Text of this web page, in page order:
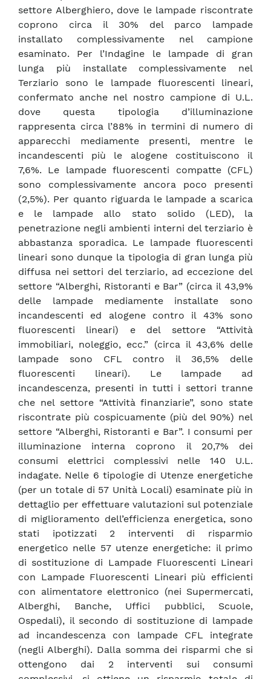
settore Alberghiero, dove le lampade riscontrate
coprono circa il 30% del parco lampade
installato complessivamente nel campione
esaminato. Per l’Indagine le lampade di gran
lunga più installate complessivamente nel
Terziario sono le lampade fluorescenti lineari,
confermato anche nel nostro campione di U.L.
dove questa tipologia d’illuminazione
rappresenta circa l’88% in termini di numero di
apparecchi mediamente presenti, mentre le
incandescenti più le alogene costituiscono il
7,6%. Le lampade fluorescenti compatte (CFL)
sono complessivamente ancora poco presenti
(2,5%). Per quanto riguarda le lampade a scarica
e le lampade allo stato solido (LED), la
penetrazione negli ambienti interni del terziario è
abbastanza sporadica. Le lampade fluorescenti
lineari sono dunque la tipologia di gran lunga più
diffusa nei settori del terziario, ad eccezione del
settore “Alberghi, Ristoranti e Bar” (circa il 43,9%
delle lampade mediamente installate sono
incandescenti ed alogene contro il 43% sono
fluorescenti lineari) e del settore “Attività
immobiliari, noleggio, ecc.” (circa il 43,6% delle
lampade sono CFL contro il 36,5% delle
fluorescenti lineari). Le lampade ad
incandescenza, presenti in tutti i settori tranne
che nel settore “Attività finanziarie”, sono state
riscontrate più cospicuamente (più del 90%) nel
settore “Alberghi, Ristoranti e Bar”. I consumi per
illuminazione interna coprono il 20,7% dei
consumi elettrici complessivi nelle 140 U.L.
indagate. Nelle 6 tipologie di Utenze energetiche
(per un totale di 57 Unità Locali) esaminate più in
dettaglio per effettuare valutazioni sul potenziale
di miglioramento dell’efficienza energetica, sono
stati ipotizzati 2 interventi di risparmio
energetico nelle 57 utenze energetiche: il primo
di sostituzione di Lampade Fluorescenti Lineari
con Lampade Fluorescenti Lineari più efficienti
con alimentatore elettronico (nei Supermercati,
Alberghi, Banche, Uffici pubblici, Scuole,
Ospedali), il secondo di sostituzione di lampade
ad incandescenza con lampade CFL integrate
(negli Alberghi). Dalla somma dei risparmi che si
ottengono dai 2 interventi sui consumi